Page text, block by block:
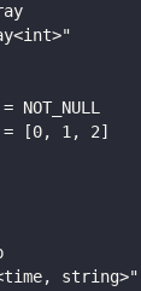
NOT_NULL
[0, 1, 2]
string>"